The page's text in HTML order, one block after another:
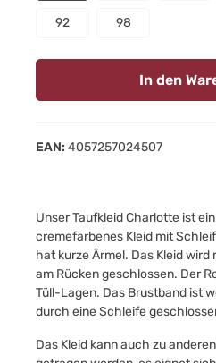
92 98
In den
EAN: 4057257024507
Unser Taufkleid Charlotte ist
cremefarbenes Kleid mit
hat kurze Ärmel. Das Kleid
am Rücken geschlossen. Der
Tüll-Lagen. Das Brustband ist
durch eine Schleife
Das Kleid kann auch zu